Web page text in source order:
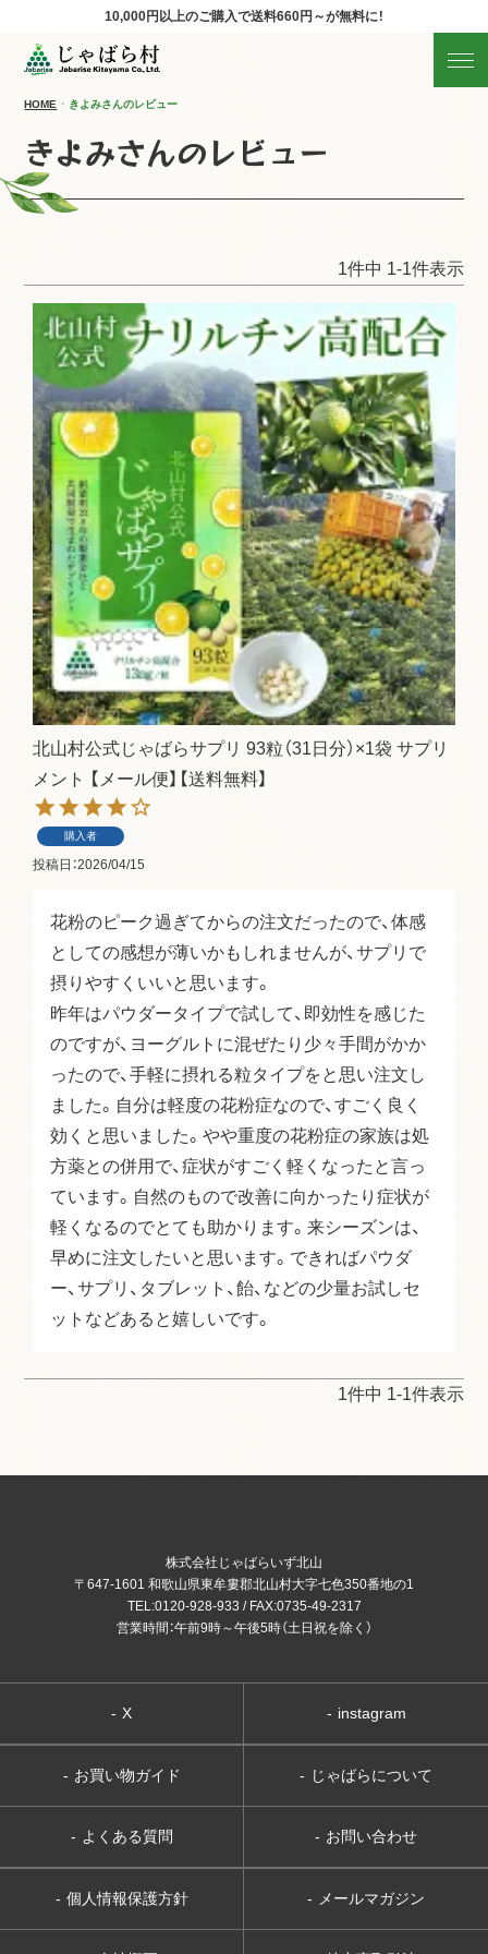
10,000円以上のご購入で送料660円～が無料に！
HOME きよみさんのレビュー
きよみさんのレビュー
1件中 1-1件表示
北山村公式じゃばらサプリ 93粒（31日分）×1袋 サプリ
メント 【メール便】【送料無料】
購入者
投稿日 2026/04/15
花粉のピーク過ぎてからの注文だったので、体感
としての感想が薄いかもしれませんが、サプリで
摂りやすくいいと思います。
昨年はパウダータイプで試して、即効性を感じた
のですが、ヨーグルトに混ぜたり少々手間がかか
ったので、手軽に摂れる粒タイプをと思い注文し
ました。自分は軽度の花粉症なので、すごく良く
効くと思いました。やや重度の花粉症の家族は処
方薬との併用で、症状がすごく軽くなったと言っ
ています。自然のもので改善に向かったり症状が
軽くなるのでとても助かります。来シーズンは、
早めに注文したいと思います。できればパウダ
ー、サプリ、タブレット、飴、などの少量お試しセ
ットなどあると嬉しいです。
1件中 1-1件表示
株式会社じゃばらいず北山
〒647-1601 和歌山県東牟婁郡北山村大字七色350番地の1
TEL:0120-928-933 / FAX:0735-49-2317
営業時間：午前9時～午後5時（土日祝を除く）
- instagram
- X
- じゃばらについて
- お買い物ガイド
- お問い合わせ
- よくある質問
- メールマガジン
- 個人情報保護方針
じゃばらの商品を探す
産地直送!旬の商品
商品の分類から探す
ギフト
すべての商品を見る